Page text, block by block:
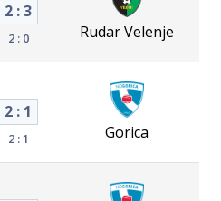
2 : 3
2 : 0 Rudar Velenje
2 : 1
2 : 1 Gorica